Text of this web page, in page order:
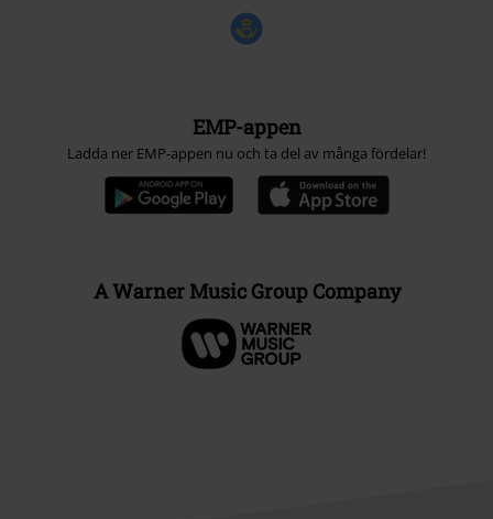
EMP-appen
Ladda ner EMP-appen nu och ta del av många fördelar!
A Warner Music Group Company